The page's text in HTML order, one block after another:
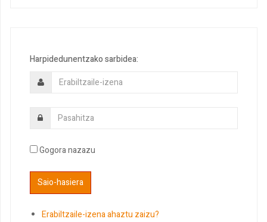
Harpidedunentzako sarbidea:
Gogora nazazu
Erabiltzaile-izena ahaztu zaizu?